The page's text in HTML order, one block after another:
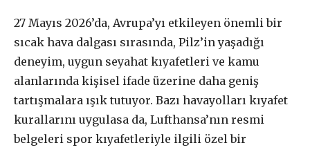
27 Mayıs 2026’da, Avrupa’yı etkileyen önemli bir
sıcak hava dalgası sırasında, Pilz’in yaşadığı
deneyim, uygun seyahat kıyafetleri ve kamu
alanlarında kişisel ifade üzerine daha geniş
tartışmalara ışık tutuyor. Bazı havayolları kıyafet
kurallarını uygulasa da, Lufthansa’nın resmi
belgeleri spor kıyafetleriyle ilgili özel bir